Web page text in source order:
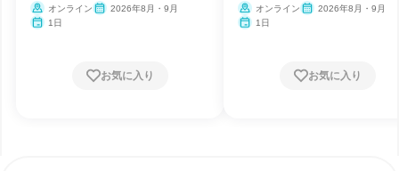
オンライン
2026年8月・9月
1日
お気に入り
オンライン
2026年8月・9月
1日
お気に入り